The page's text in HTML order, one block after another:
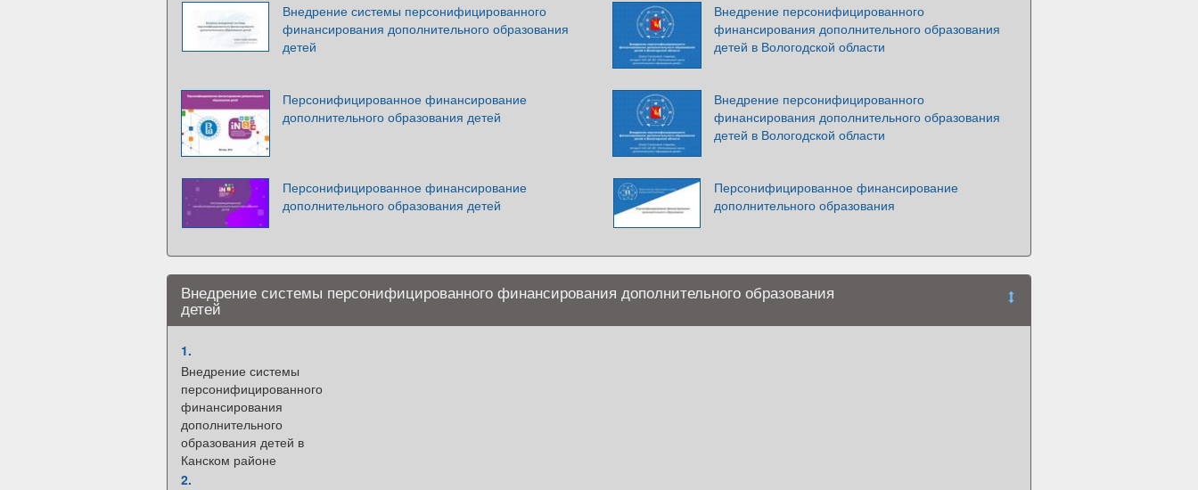
Внедрение системы персонифицированного
финансирования дополнительного образования
детей
Внедрение персонифицированного
финансирования дополнительного образования
детей в Вологодской области
Персонифицированное финансирование
дополнительного образования детей
Внедрение персонифицированного
финансирования дополнительного образования
детей в Вологодской области
Персонифицированное финансирование
дополнительного образования детей
Персонифицированное финансирование
дополнительного образования
Внедрение системы персонифицированного финансирования дополнительного образования
детей
1.
Внедрение системы
персонифицированного
финансирования
дополнительного
образования детей в
Канском районе
2.